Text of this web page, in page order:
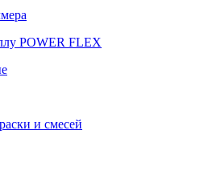
POWER FLEX
и смесей